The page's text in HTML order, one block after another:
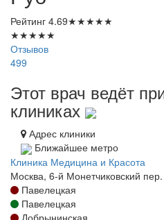
Рейтинг 4.69★★★★★
★★★★★
Отзывов
499
Этот врач ведёт
клиниках
Адрес клиники
Ближайшее метро
Клиника Медицина и Красота
Москва, 6-й Монетчиковский
Павелецкая
Павелецкая
Добрынинская